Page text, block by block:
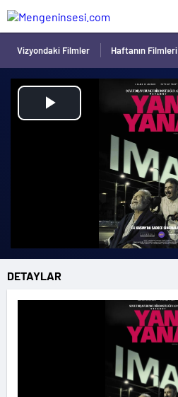
Vizyondaki Filmler Haftanın Filmleri
Play
DETAYLAR